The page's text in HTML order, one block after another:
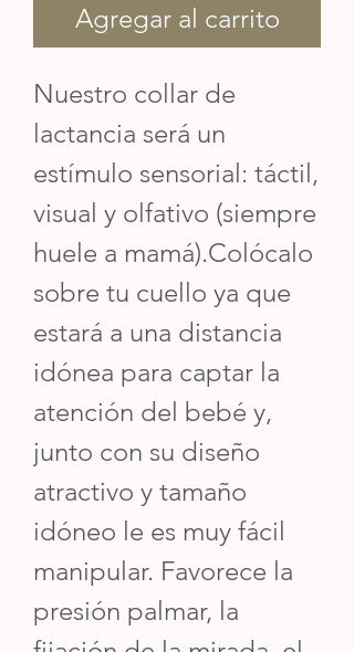
Agregar al carrito
Nuestro collar de
lactancia será un
estímulo sensorial: táctil,
visual y olfativo (siempre
huele a mamá).Colócalo
sobre tu cuello ya que
estará a una distancia
idónea para captar la
atención del bebé y,
junto con su diseño
atractivo y tamaño
idóneo le es muy fácil
manipular. Favorece la
presión palmar, la